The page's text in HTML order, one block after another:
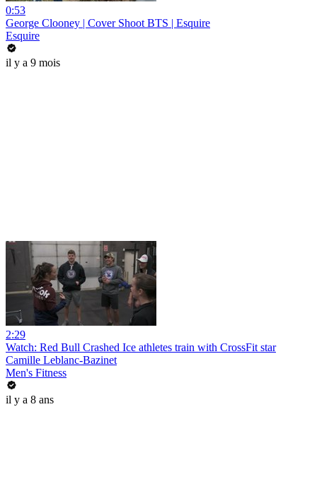
0:53
George Clooney | Cover Shoot BTS | Esquire
Esquire
il y a 9 mois
2:29
Watch: Red Bull Crashed Ice athletes train with CrossFit star
Camille Leblanc-Bazinet
Men's Fitness
il y a 8 ans